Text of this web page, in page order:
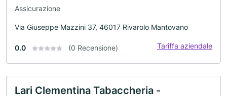
Assicurazione
Via Giuseppe Mazzini 37, 46017 Rivarolo Mantovano
0.0 (0 Recensione) Tariffa aziendale
Lari Clementina Tabaccheria -